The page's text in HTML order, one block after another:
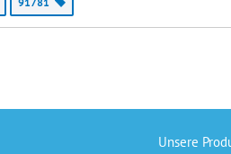
Unsere